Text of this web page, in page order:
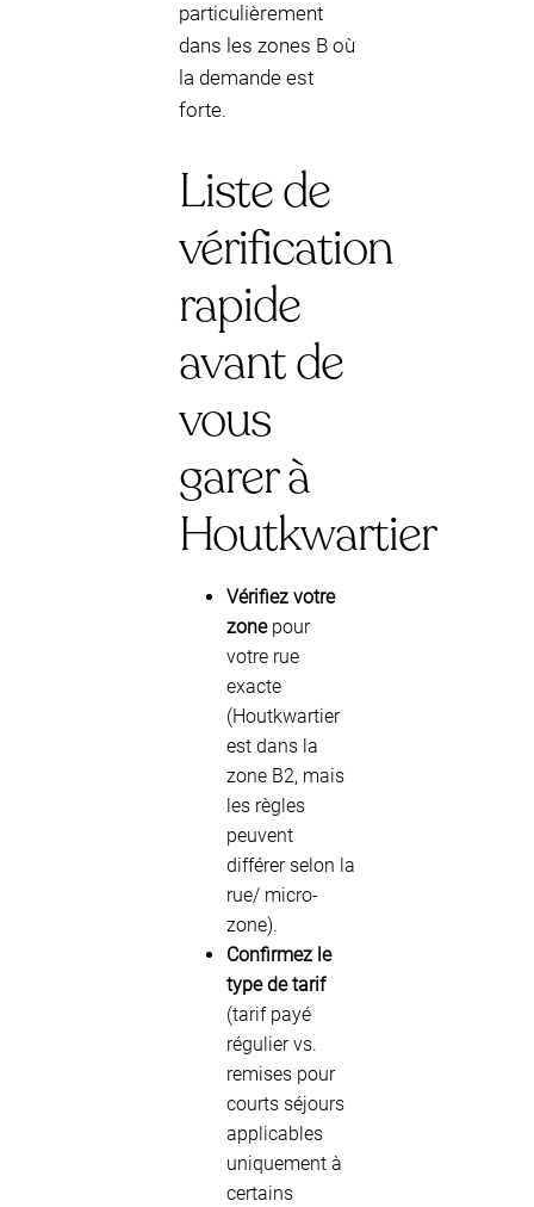
particulièrement
dans les zones B où
la demande est
forte.
Liste de
vérification
rapide
avant de
vous
garer à
Houtkwartier
Vérifiez votre
zonepour
votre rue
exacte
(Houtkwartier
est dans la
zone B2, mais
les règles
peuvent
différer selon la
rue/ micro-
zone).
Confirmez le
type de tarif
(tarif payé
régulier vs.
remises pour
courts séjours
applicables
uniquement à
certains